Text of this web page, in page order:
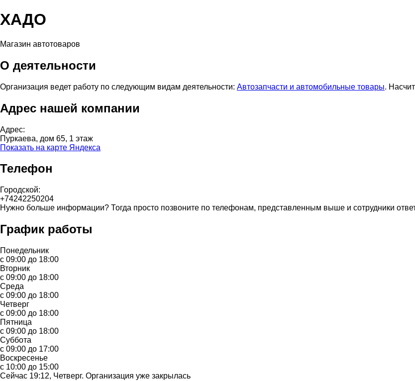
ХАДО
Магазин автотоваров
О деятельности
Организация ведет работу по следующим видам деятельности: Автозапчасти и автомобильные товары.
Адрес нашей компании
Адрес:
Пуркаева, дом 65, 1 этаж
Показать на карте Яндекса
Телефон
Городской:
+74242250204
Нужно больше информации? Тогда просто позвоните по телефонам, представленным выше и сотрудники
График работы
Понедельник
с 09:00 до 18:00
Вторник
с 09:00 до 18:00
Среда
с 09:00 до 18:00
Четверг
с 09:00 до 18:00
Пятница
с 09:00 до 18:00
Суббота
с 09:00 до 17:00
Воскресенье
с 10:00 до 15:00
Сейчас 19:12, Четверг. Организация уже закрылась